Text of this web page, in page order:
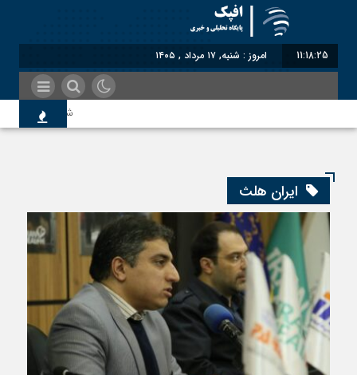
11:18:26 امروز : شنبه, ۱۷ مرداد , ۱۴۰۵
شناختیک| ۸۶ درصد مهاجران حامی ایران در جنگ؛ ۷۵ درصد مهاجران دولت چهاردهم را خیرخواه خود نمی‌دانند
اندیشکده
اختصاصی| معطلی
ایران هلث